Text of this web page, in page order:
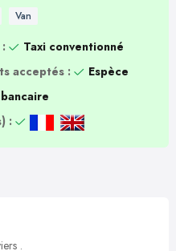
Van
Taxi conventionné
acceptés :
Espèce
:
.